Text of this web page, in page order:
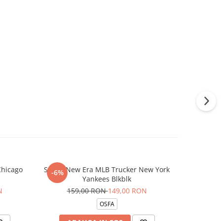
-6%
Sapca New Era MLB Trucker New York
Yankees Blkblk
159,00 RON149,00 RON
OSFA